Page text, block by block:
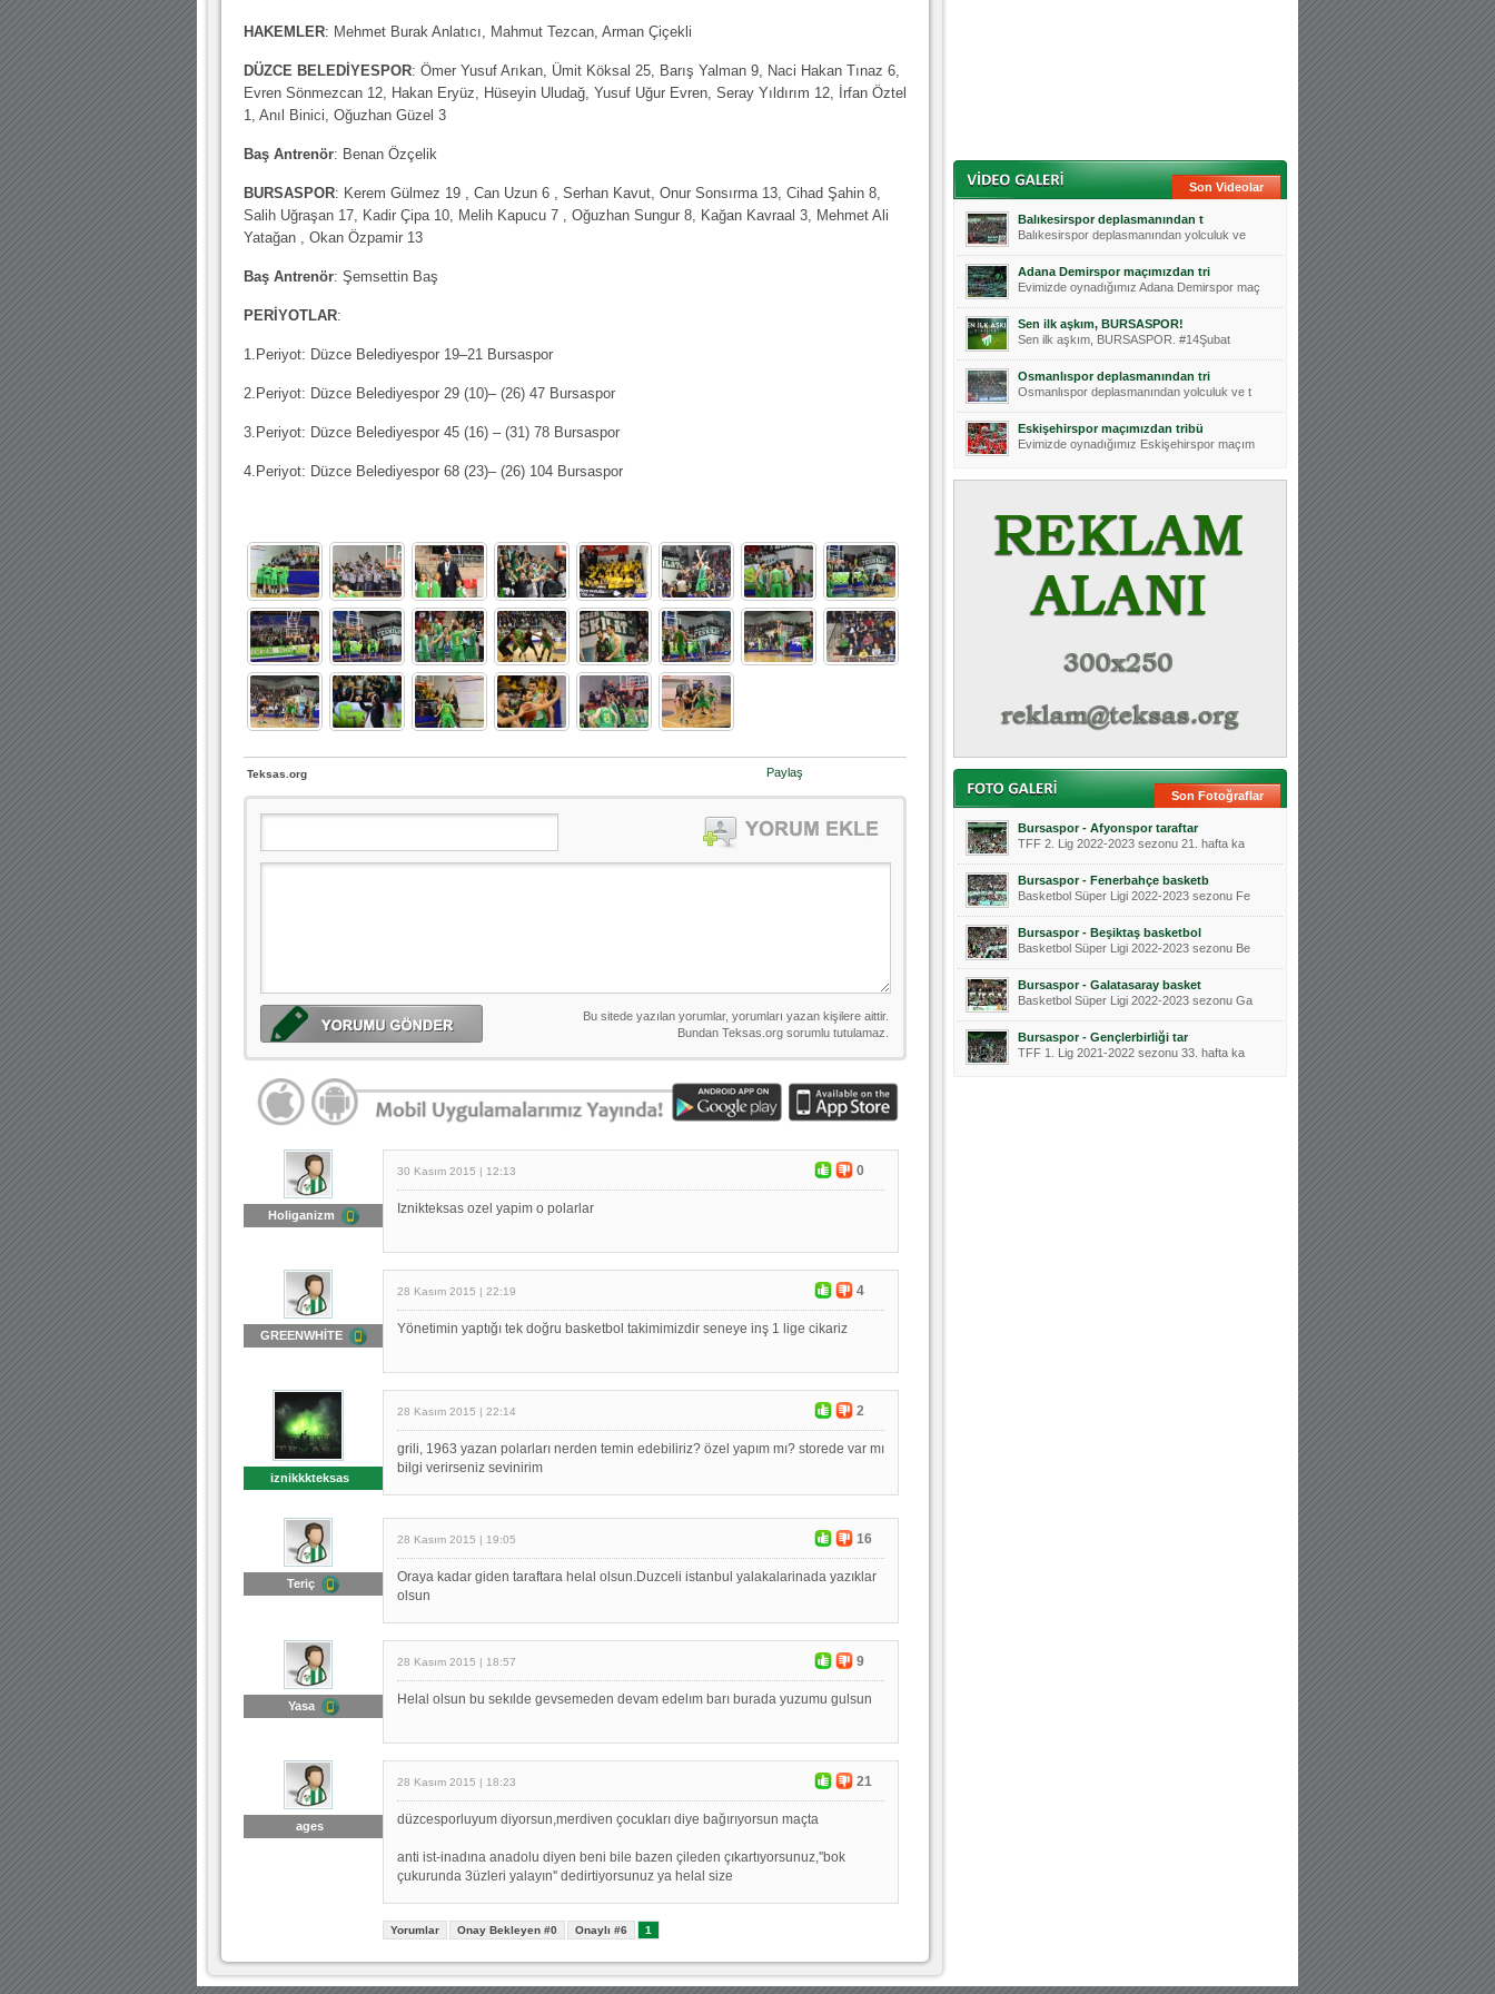
HAKEMLER: Mehmet Burak Anlatıcı, Mahmut Tezcan, Arman Çiçekli
DÜZCE BELEDİYESPOR: Ömer Yusuf Arıkan, Ümit Köksal 25, Barış Yalman 9, Naci Hakan Tınaz 6,
Evren Sönmezcan 12, Hakan Eryüz, Hüseyin Uludağ, Yusuf Uğur Evren, Seray Yıldırım 12, İrfan Öztel
1, Anıl Binici, Oğuzhan Güzel 3
Baş Antrenör: Benan Özçelik
BURSASPOR: Kerem Gülmez 19 , Can Uzun 6 , Serhan Kavut, Onur Sonsırma 13, Cihad Şahin 8,
Salih Uğraşan 17, Kadir Çipa 10, Melih Kapucu 7 , Oğuzhan Sungur 8, Kağan Kavraal 3, Mehmet Ali
Yatağan , Okan Özpamir 13
Baş Antrenör: Şemsettin Baş
PERİYOTLAR:
1.Periyot: Düzce Belediyespor 19–21 Bursaspor
2.Periyot: Düzce Belediyespor 29 (10)– (26) 47 Bursaspor
3.Periyot: Düzce Belediyespor 45 (16) – (31) 78 Bursaspor
4.Periyot: Düzce Belediyespor 68 (23)– (26) 104 Bursaspor
Teksas.org Paylaş
Holiganizm
30 Kasım 2015 | 12:13 0
Iznikteksas ozel yapim o polarlar
GREENWHİTE
28 Kasım 2015 | 22:19 4
Yönetimin yaptığı tek doğru basketbol takimimizdir seneye inş 1 lige cikariz
iznikkkteksas
28 Kasım 2015 | 22:14 2
grili, 1963 yazan polarları nerden temin edebiliriz? özel yapım mı? storede var mı
bilgi verirseniz sevinirim
Teriç
28 Kasım 2015 | 19:05 16
Oraya kadar giden taraftara helal olsun.Duzceli istanbul yalakalarinada yazıklar
olsun
Yasa
28 Kasım 2015 | 18:57 9
Helal olsun bu sekılde gevsemeden devam edelım barı burada yuzumu gulsun
ages
28 Kasım 2015 | 18:23 21
düzcesporluyum diyorsun,merdiven çocukları diye bağırıyorsun maçta
anti ist-inadına anadolu diyen beni bile bazen çileden çıkartıyorsunuz,''bok
çukurunda 3üzleri yalayın'' dedirtiyorsunuz ya helal size
Yorumlar Onay Bekleyen #0 Onaylı #6 1
Son Videolar
Balıkesirspor deplasmanından t
Balıkesirspor deplasmanından yolculuk ve
Adana Demirspor maçımızdan tri
Evimizde oynadığımız Adana Demirspor maç
Sen ilk aşkım, BURSASPOR!
Sen ilk aşkım, BURSASPOR. #14Şubat
Osmanlıspor deplasmanından tri
Osmanlıspor deplasmanından yolculuk ve t
Eskişehirspor maçımızdan tribü
Evimizde oynadığımız Eskişehirspor maçım
Son Fotoğraflar
Bursaspor - Afyonspor taraftar
TFF 2. Lig 2022-2023 sezonu 21. hafta ka
Bursaspor - Fenerbahçe basketb
Basketbol Süper Ligi 2022-2023 sezonu Fe
Bursaspor - Beşiktaş basketbol
Basketbol Süper Ligi 2022-2023 sezonu Be
Bursaspor - Galatasaray basket
Basketbol Süper Ligi 2022-2023 sezonu Ga
Bursaspor - Gençlerbirliği tar
TFF 1. Lig 2021-2022 sezonu 33. hafta ka